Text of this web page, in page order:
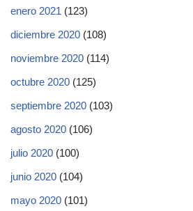
enero 2021 (123)
diciembre 2020 (108)
noviembre 2020 (114)
octubre 2020 (125)
septiembre 2020 (103)
agosto 2020 (106)
julio 2020 (100)
junio 2020 (104)
mayo 2020 (101)